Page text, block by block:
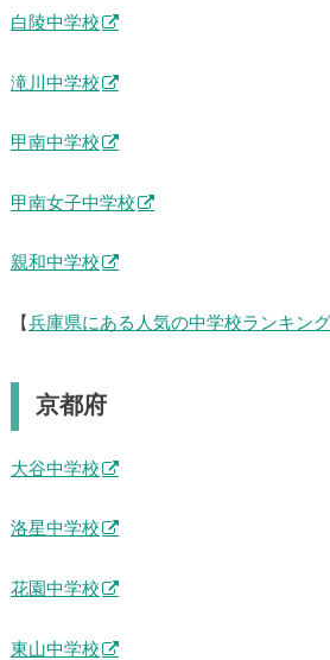
白陵中学校
滝川中学校
甲南中学校
甲南女子中学校
親和中学校
【 兵庫県にある人気の中学校ランキン
京都府
大谷中学校
洛星中学校
花園中学校
東山中学校